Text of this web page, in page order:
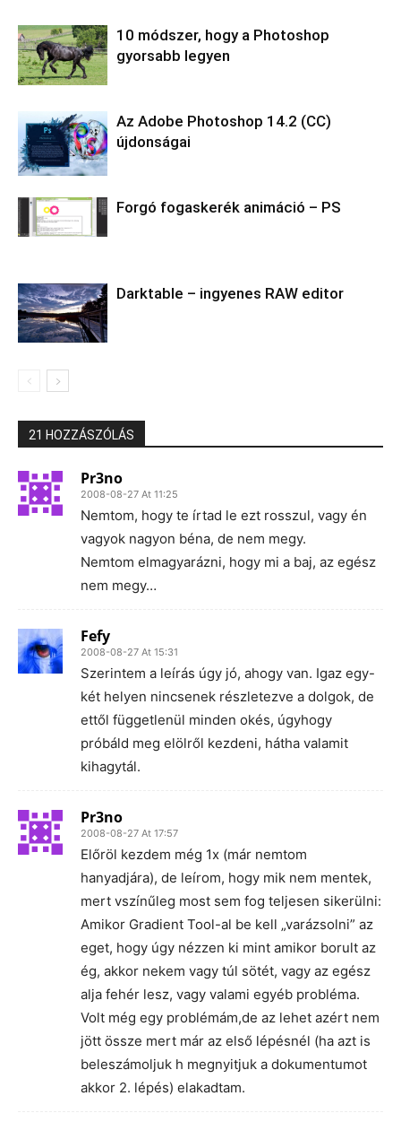
10 módszer, hogy a Photoshop
gyorsabb legyen
Az Adobe Photoshop 14.2 (CC)
újdonságai
Forgó fogaskerék animáció – PS
Darktable – ingyenes RAW editor
21 HOZZÁSZÓLÁS
Pr3no
2008-08-27 At 11:25
Nemtom, hogy te írtad le ezt rosszul, vagy én
vagyok nagyon béna, de nem megy.
Nemtom elmagyarázni, hogy mi a baj, az egész
nem megy…
Fefy
2008-08-27 At 15:31
Szerintem a leírás úgy jó, ahogy van. Igaz egy-
két helyen nincsenek részletezve a dolgok, de
ettől függetlenül minden okés, úgyhogy
próbáld meg elölről kezdeni, hátha valamit
kihagytál.
Pr3no
2008-08-27 At 17:57
Előröl kezdem még 1x (már nemtom
hanyadjára), de leírom, hogy mik nem mentek,
mert vszínűleg most sem fog teljesen sikerülni:
Amikor Gradient Tool-al be kell „varázsolni” az
eget, hogy úgy nézzen ki mint amikor borult az
ég, akkor nekem vagy túl sötét, vagy az egész
alja fehér lesz, vagy valami egyéb probléma.
Volt még egy problémám,de az lehet azért nem
jött össze mert már az első lépésnél (ha azt is
beleszámoljuk h megnyitjuk a dokumentumot
akkor 2. lépés) elakadtam.